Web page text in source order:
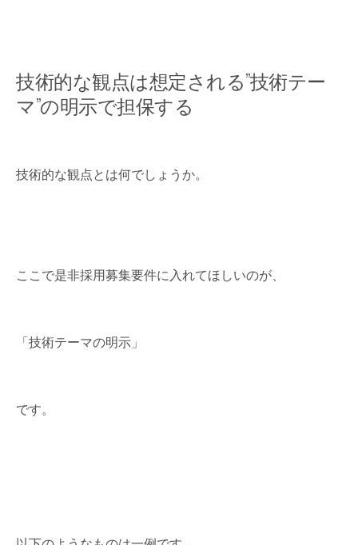
技術的な観点は想定される”技術テー
マ”の明示で担保する
技術的な観点とは何でしょうか。
ここで是非採用募集要件に入れてほしいのが、
「技術テーマの明示」
です。